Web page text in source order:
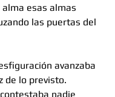
esas almas
las puertas del
avanzaba
de lo previsto.
nadie